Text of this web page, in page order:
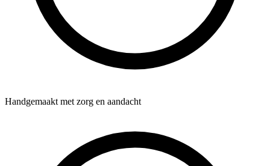
Handgemaakt met zorg en aandacht